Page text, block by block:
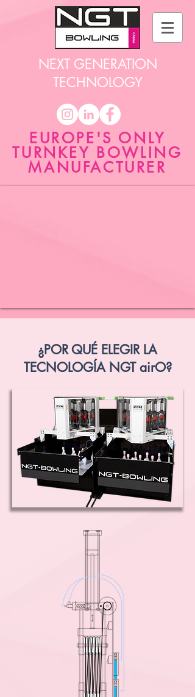
NEXT GENERATION
TECHNOLOGY
EUROPE'S ONLY
TURNKEY BOWLING
MANUFACTURER
¿POR QUÉ ELEGIR LA
TECNOLOGÍA NGT airO?